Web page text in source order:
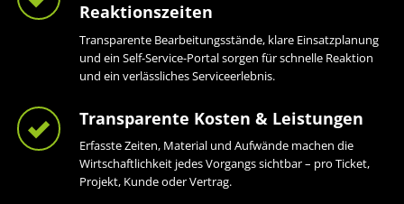
Reaktionszeiten
Transparente Bearbeitungsstände, klare Einsatzplanung
und ein Self-Service-Portal sorgen für schnelle Reaktion
und ein verlässliches Serviceerlebnis.
Transparente Kosten & Leistungen
Erfasste Zeiten, Material und Aufwände machen die
Wirtschaftlichkeit jedes Vorgangs sichtbar – pro Ticket,
Projekt, Kunde oder Vertrag.